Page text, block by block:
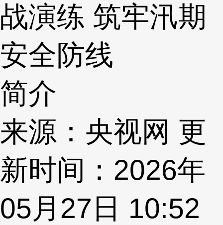
战演练 筑牢汛期
安全防线
简介
来源：央视网 更
新时间：2026年
05月27日 10:52